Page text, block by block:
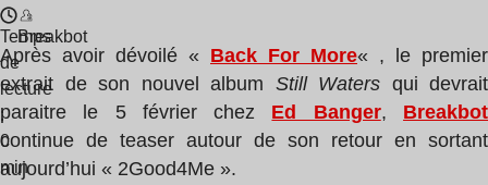
Temps
de
lecture
:
0
min
Breakbot
Après avoir dévoilé « Back For More« , le premier
extrait de son nouvel album Still Waters qui devrait
paraitre le 5 février chez Ed Banger, Breakbot
continue de teaser autour de son retour en sortant
aujourd’hui « 2Good4Me ».